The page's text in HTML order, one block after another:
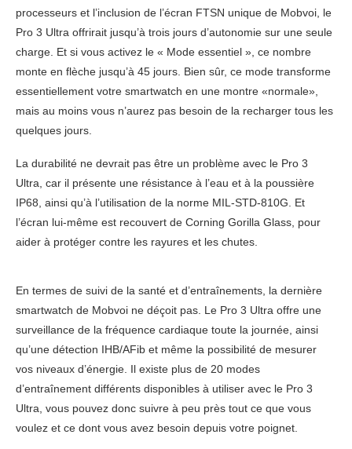
processeurs et l’inclusion de l’écran FTSN unique de Mobvoi, le
Pro 3 Ultra offrirait jusqu’à trois jours d’autonomie sur une seule
charge. Et si vous activez le « Mode essentiel », ce nombre
monte en flèche jusqu’à 45 jours. Bien sûr, ce mode transforme
essentiellement votre smartwatch en une montre «normale»,
mais au moins vous n’aurez pas besoin de la recharger tous les
quelques jours.
La durabilité ne devrait pas être un problème avec le Pro 3
Ultra, car il présente une résistance à l’eau et à la poussière
IP68, ainsi qu’à l’utilisation de la norme MIL-STD-810G. Et
l’écran lui-même est recouvert de Corning Gorilla Glass, pour
aider à protéger contre les rayures et les chutes.
En termes de suivi de la santé et d’entraînements, la dernière
smartwatch de Mobvoi ne déçoit pas. Le Pro 3 Ultra offre une
surveillance de la fréquence cardiaque toute la journée, ainsi
qu’une détection IHB/AFib et même la possibilité de mesurer
vos niveaux d’énergie. Il existe plus de 20 modes
d’entraînement différents disponibles à utiliser avec le Pro 3
Ultra, vous pouvez donc suivre à peu près tout ce que vous
voulez et ce dont vous avez besoin depuis votre poignet.